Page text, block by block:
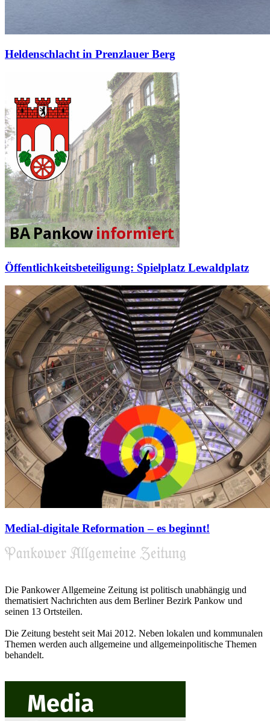
Heldenschlacht in Prenzlauer Berg
Öffentlichkeitsbeteiligung: Spielplatz Lewaldplatz
Medial-digitale Reformation – es beginnt!
Die Pankower Allgemeine Zeitung ist politisch unabhängig und
thematisiert Nachrichten aus dem Berliner Bezirk Pankow und
seinen 13 Ortsteilen.
Die Zeitung besteht seit Mai 2012. Neben lokalen und kommunalen
Themen werden auch allgemeine und allgemeinpolitische Themen
behandelt.